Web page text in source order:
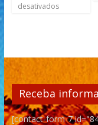
desativados
Receba
[contact-form-7